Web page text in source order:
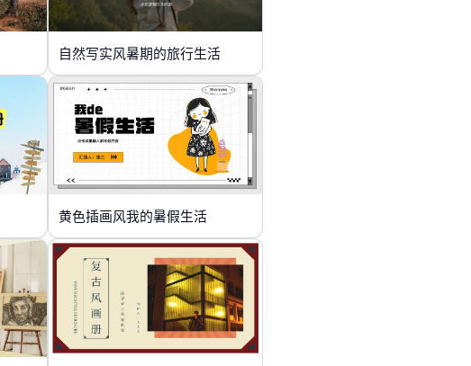
自然写实风暑期的旅行生活
黄色插画风我的暑假生活